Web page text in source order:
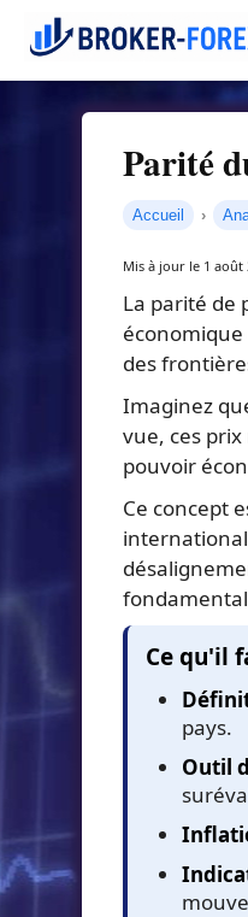
Parité
Accueil
Mis à jour le 1
La parité de
des
Imaginez
vue, ces
pouvoir
Ce concept
Ce qu'il
pays.
Outil